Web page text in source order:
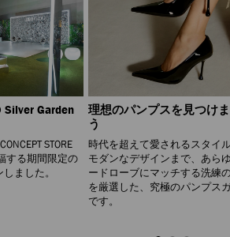
Silver Garden
STORE
する期間限定の
ました。
理想のパンプスを見つけ
う
時代を超えて愛されるスタイ
モダンなデザインまで、あら
ードローブにマッチする洗練
を厳選した、究極のパンプス
です。